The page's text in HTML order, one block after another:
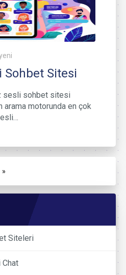
Sohbet Sitesi
sesli sohbet sitesi
arama motorunda en çok
»
Siteleri
Chat